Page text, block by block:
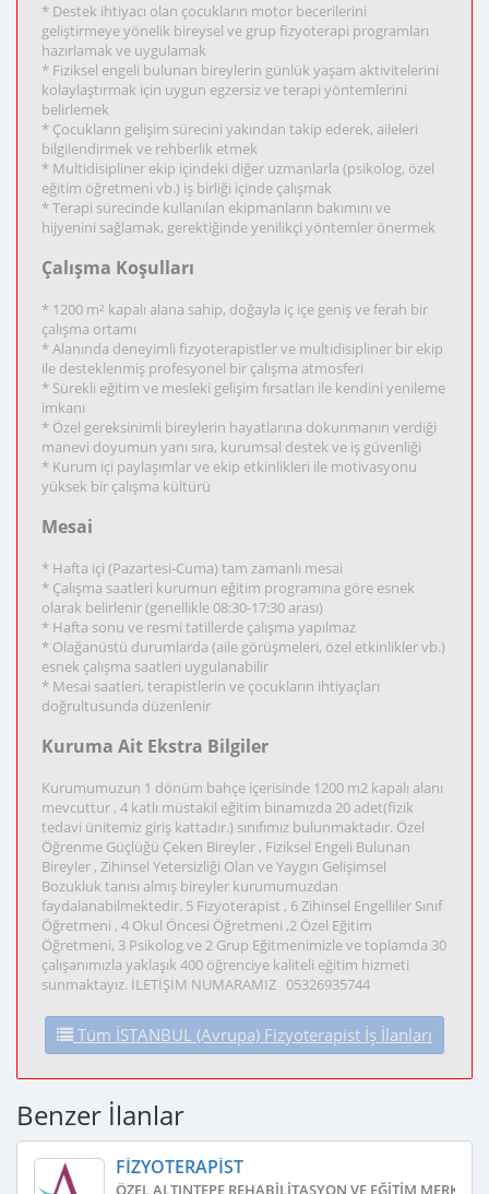
* Destek ihtiyacı olan çocukların motor becerilerini
geliştirmeye yönelik bireysel ve grup fizyoterapi programları
hazırlamak ve uygulamak
* Fiziksel engeli bulunan bireylerin günlük yaşam aktivitelerini
kolaylaştırmak için uygun egzersiz ve terapi yöntemlerini
belirlemek
* Çocukların gelişim sürecini yakından takip ederek, aileleri
bilgilendirmek ve rehberlik etmek
* Multidisipliner ekip içindeki diğer uzmanlarla (psikolog, özel
eğitim öğretmeni vb.) iş birliği içinde çalışmak
* Terapi sürecinde kullanılan ekipmanların bakımını ve
hijyenini sağlamak, gerektiğinde yenilikçi yöntemler önermek
Çalışma Koşulları
* 1200 m² kapalı alana sahip, doğayla iç içe geniş ve ferah bir
çalışma ortamı
* Alanında deneyimli fizyoterapistler ve multidisipliner bir ekip
ile desteklenmiş profesyonel bir çalışma atmosferi
* Sürekli eğitim ve mesleki gelişim fırsatları ile kendini yenileme
imkanı
* Özel gereksinimli bireylerin hayatlarına dokunmanın verdiği
manevi doyumun yanı sıra, kurumsal destek ve iş güvenliği
* Kurum içi paylaşımlar ve ekip etkinlikleri ile motivasyonu
yüksek bir çalışma kültürü
Mesai
* Hafta içi (Pazartesi-Cuma) tam zamanlı mesai
* Çalışma saatleri kurumun eğitim programına göre esnek
olarak belirlenir (genellikle 08:30-17:30 arası)
* Hafta sonu ve resmi tatillerde çalışma yapılmaz
* Olağanüstü durumlarda (aile görüşmeleri, özel etkinlikler vb.)
esnek çalışma saatleri uygulanabilir
* Mesai saatleri, terapistlerin ve çocukların ihtiyaçları
doğrultusunda düzenlenir
Kuruma Ait Ekstra Bilgiler
Kurumumuzun 1 dönüm bahçe içerisinde 1200 m2 kapalı alanı
mevcuttur , 4 katlı müstakil eğitim binamızda 20 adet(fizik
tedavi ünitemiz giriş kattadır.) sınıfımız bulunmaktadır. Özel
Öğrenme Güçlüğü Çeken Bireyler , Fiziksel Engeli Bulunan
Bireyler , Zihinsel Yetersizliği Olan ve Yaygın Gelişimsel
Bozukluk tanısı almış bireyler kurumumuzdan
faydalanabilmektedir. 5 Fizyoterapist , 6 Zihinsel Engelliler Sınıf
Öğretmeni , 4 Okul Öncesi Öğretmeni ,2 Özel Eğitim
Öğretmeni, 3 Psikolog ve 2 Grup Eğitmenimizle ve toplamda 30
çalışanımızla yaklaşık 400 öğrenciye kaliteli eğitim hizmeti
sunmaktayız. İLETİŞİM NUMARAMIZ 05326935744
Tüm İSTANBUL (Avrupa) Fizyoterapist İş İlanları
Benzer İlanlar
FIZYOTERAPIST
ÖZEL ALTINTEPE REHABILITASYON VE EĞITIM MERKEZI